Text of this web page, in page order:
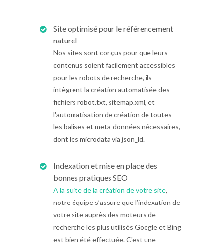
Site optimisé pour le référencement
naturel
Nos sites sont conçus pour que leurs
contenus soient facilement accessibles
pour les robots de recherche, ils
intègrent la création automatisée des
fichiers robot.txt, sitemap.xml, et
l'automatisation de création de toutes
les balises et meta-données nécessaires,
dont les microdata via json_ld.
Indexation et mise en place des
bonnes pratiques SEO
A la suite de la création de votre site,
notre équipe s’assure que l’indexation de
votre site auprès des moteurs de
recherche les plus utilisés Google et Bing
est bien été effectuée. C'est une